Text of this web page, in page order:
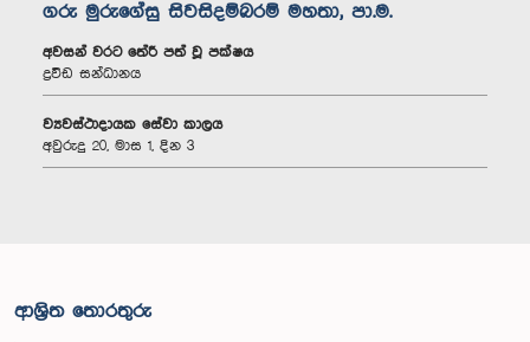
ගරු මුරුගේසු සිවසිදම්බරම් මහතා, පා.ම.
අවසන් වරට තේරී පත් වූ පක්ෂය
ද්‍රවිඩ සන්ධානය
ව්‍යවස්ථාදායක සේවා කාලය
අවුරුදු 20, මාස 1, දින 3
ආශ්‍රිත තොරතුරු